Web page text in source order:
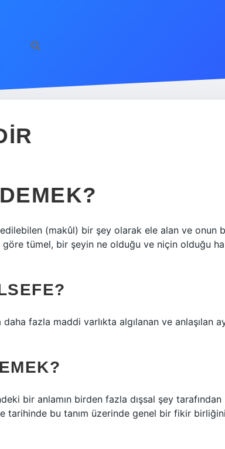
(makûl) bir şey olarak ele alan ve onun
tümel, bir şeyin ne olduğu ve niçin olduğu
fazla maddi varlıkta algılanan ve anlaşılan
bir anlamın birden fazla dışsal şey tarafından
tarihinde bu tanım üzerinde genel bir fikir